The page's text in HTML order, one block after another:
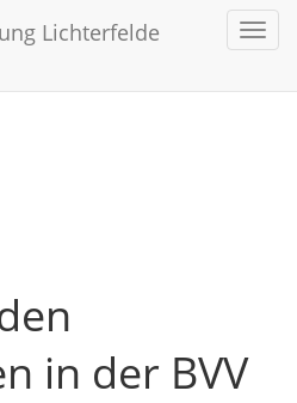
Lichterfelde
in der BVV